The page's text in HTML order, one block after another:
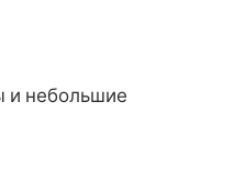
и небольшие